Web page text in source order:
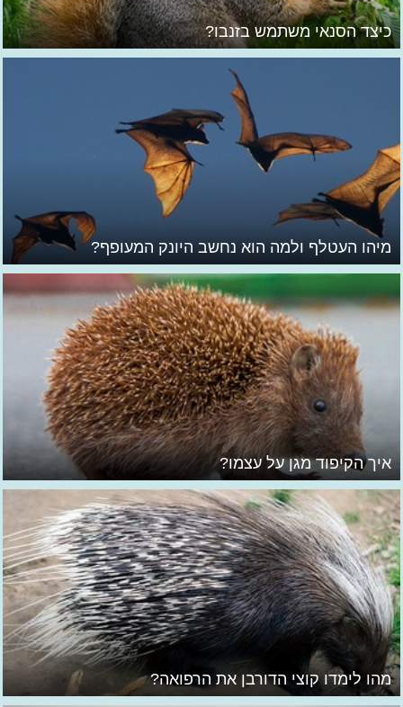
כיצד הסנאי משתמש בזנבו?
מיהו העטלף ולמה הוא נחשב היונק המעופף?
איך הקיפוד מגן על עצמו?
מהו לימדו קוצי הדורבן את הרפואה?